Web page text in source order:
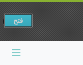
فتح